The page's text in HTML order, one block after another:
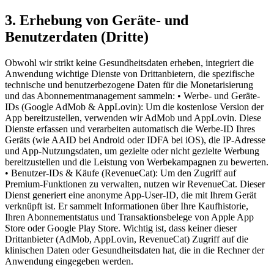
3. Erhebung von Geräte- und
Benutzerdaten (Dritte)
Obwohl wir strikt keine Gesundheitsdaten erheben, integriert die
Anwendung wichtige Dienste von Drittanbietern, die spezifische
technische und benutzerbezogene Daten für die Monetarisierung
und das Abonnementmanagement sammeln: • Werbe- und Geräte-
IDs (Google AdMob & AppLovin): Um die kostenlose Version der
App bereitzustellen, verwenden wir AdMob und AppLovin. Diese
Dienste erfassen und verarbeiten automatisch die Werbe-ID Ihres
Geräts (wie AAID bei Android oder IDFA bei iOS), die IP-Adresse
und App-Nutzungsdaten, um gezielte oder nicht gezielte Werbung
bereitzustellen und die Leistung von Werbekampagnen zu bewerten.
• Benutzer-IDs & Käufe (RevenueCat): Um den Zugriff auf
Premium-Funktionen zu verwalten, nutzen wir RevenueCat. Dieser
Dienst generiert eine anonyme App-User-ID, die mit Ihrem Gerät
verknüpft ist. Er sammelt Informationen über Ihre Kaufhistorie,
Ihren Abonnementstatus und Transaktionsbelege von Apple App
Store oder Google Play Store. Wichtig ist, dass keiner dieser
Drittanbieter (AdMob, AppLovin, RevenueCat) Zugriff auf die
klinischen Daten oder Gesundheitsdaten hat, die in die Rechner der
Anwendung eingegeben werden.